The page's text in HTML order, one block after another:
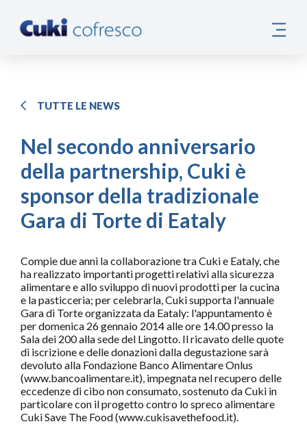
TUTTE LE NEWS
Nel secondo anniversario
della partnership, Cuki è
sponsor della tradizionale
Gara di Torte di Eataly
Compie due anni la collaborazione tra Cuki e Eataly, che
ha realizzato importanti progetti relativi alla sicurezza
alimentare e allo sviluppo di nuovi prodotti per la cucina
e la pasticceria; per celebrarla, Cuki supporta l'annuale
Gara di Torte organizzata da Eataly: l'appuntamento è
per domenica 26 gennaio 2014 alle ore 14.00 presso la
Sala dei 200 alla sede del Lingotto. Il ricavato delle quote
di iscrizione e delle donazioni dalla degustazione sarà
devoluto alla Fondazione Banco Alimentare Onlus
(www.bancoalimentare.it), impegnata nel recupero delle
eccedenze di cibo non consumato, sostenuto da Cuki in
particolare con il progetto contro lo spreco alimentare
Cuki Save The Food (www.cukisavethefood.it).